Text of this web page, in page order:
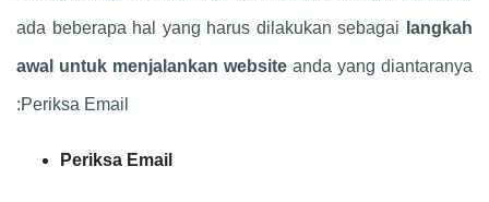
ada beberapa hal yang harus dilakukan sebagai langkah
awal untuk menjalankan website anda yang diantaranya
:Periksa Email
Periksa Email